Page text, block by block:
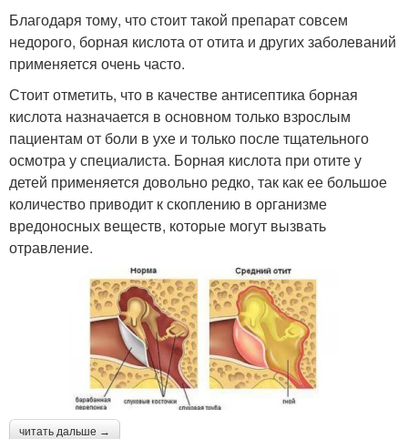
Благодаря тому, что стоит такой препарат совсем
недорого, борная кислота от отита и других заболеваний
применяется очень часто.
Стоит отметить, что в качестве антисептика борная
кислота назначается в основном только взрослым
пациентам от боли в ухе и только после тщательного
осмотра у специалиста. Борная кислота при отите у
детей применяется довольно редко, так как ее большое
количество приводит к скоплению в организме
вредоносных веществ, которые могут вызвать
отравление.
читать дальше →